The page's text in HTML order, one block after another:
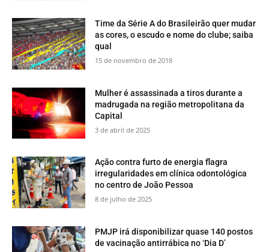
Time da Série A do Brasileirão quer mudar
as cores, o escudo e nome do clube; saiba
qual
15 de novembro de 2018
Mulher é assassinada a tiros durante a
madrugada na região metropolitana da
Capital
3 de abril de 2025
Ação contra furto de energia flagra
irregularidades em clínica odontológica
no centro de João Pessoa
8 de julho de 2025
PMJP irá disponibilizar quase 140 postos
de vacinação antirrábica no ‘Dia D’